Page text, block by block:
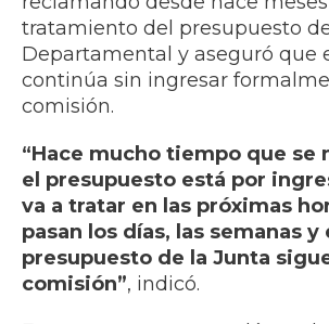
tratamiento del presupuesto
Departamental y aseguró que
continúa sin ingresar
comisión.
“Hace mucho tiempo que se
el presupuesto está por
va a tratar en las próximas
pasan los días, las semanas y
presupuesto de la Junta
comisión”, indicó.